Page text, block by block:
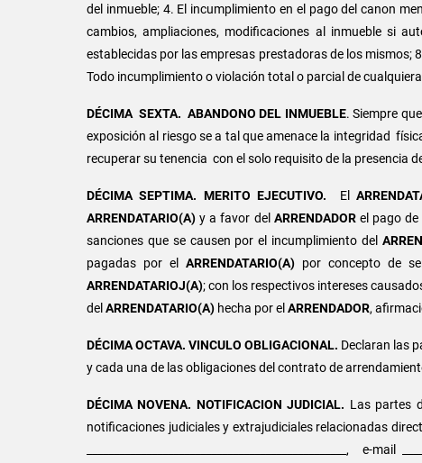
del inmueble; 4. El incumplimiento en el pago del canon
cambios, ampliaciones, modificaciones al inmueble si
establecidas por las empresas prestadoras de los mismos;
Todo incumplimiento o violación total o parcial de
DÉCIMA SEXTA. ABANDONO DEL INMUEBLE. Siempre
exposición al riesgo se a tal que amenace la integridad
recuperar su tenencia con el solo requisito de la presencia
DÉCIMA SEPTIMA. MERITO EJECUTIVO. El
ARRENDATARIO(A) y a favor del ARRENDADORel pago de
sanciones que se causen por el incumplimiento del
pagadas por el ARRENDATARIO(A) por concepto de
ARRENDATARIOJ(A); con los respectivos intereses
del ARRENDATARIO(A) hecha por el ARRENDADOR,
DÉCIMA OCTAVA. VINCULO OBLIGACIONAL. Declaran las
y cada una de las obligaciones del contrato de
DÉCIMA NOVENA. NOTIFICACION JUDICIAL. Las partes
notificaciones judiciales y extrajudiciales relacionadas
________________________________________________, e-mail